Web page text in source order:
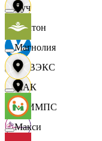
Мултон
НОВЭКС
ОЛИМПС
Луч
Магнолия
МАК
Макси